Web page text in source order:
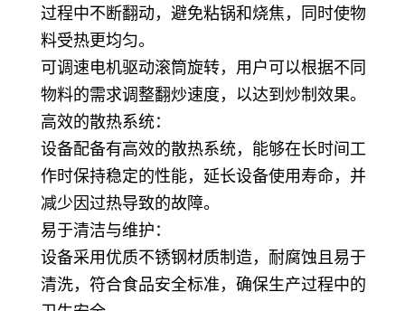
过程中不断翻动，避免粘锅和烧焦，同时使物
料受热更均匀。
可调速电机驱动滚筒旋转，用户可以根据不同
物料的需求调整翻炒速度，以达到炒制效果。
高效的散热系统：
设备配备有高效的散热系统，能够在长时间工
作时保持稳定的性能，延长设备使用寿命，并
减少因过热导致的故障。
易于清洁与维护：
设备采用优质不锈钢材质制造，耐腐蚀且易于
清洗，符合食品安全标准，确保生产过程中的